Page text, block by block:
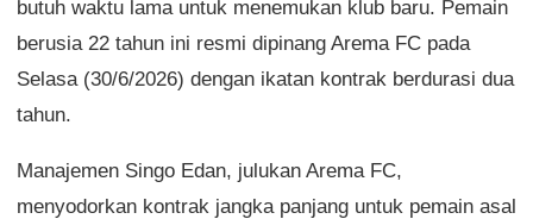
butuh waktu lama untuk menemukan klub baru. Pemain
berusia 22 tahun ini resmi dipinang Arema FC pada
Selasa (30/6/2026) dengan ikatan kontrak berdurasi dua
tahun.
Manajemen Singo Edan, julukan Arema FC,
menyodorkan kontrak jangka panjang untuk pemain asal